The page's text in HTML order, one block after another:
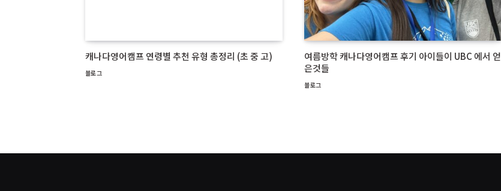
캐나다영어캠프 연령별 추천 유형 총정리 (초 중 고)
블로그
여름방학 캐나다영어캠프 후기 아이들이 UBC 에서 얻
은것들
블로그